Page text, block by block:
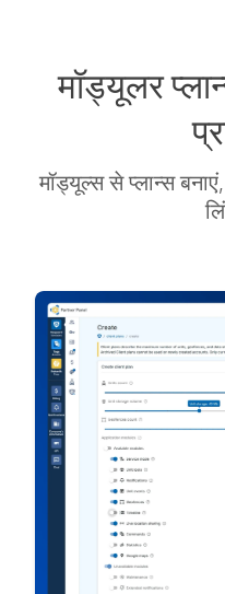
मॉड्यूलर
मॉड्यूल्स से प्लान्स